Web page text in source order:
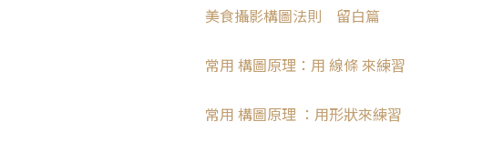
美食攝影構圖法則 留白篇
常用 構圖原理：用 線條 來練習
常用 構圖原理 ：用形狀來練習